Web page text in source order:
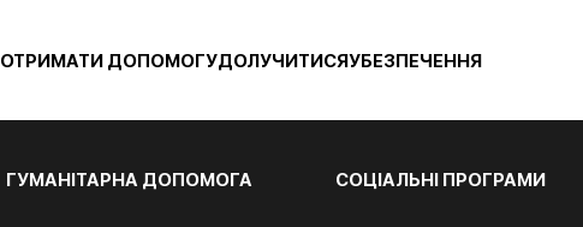
ОТРИМАТИ ДОПОМОГУДОЛУЧИТИСЯУБЕЗПЕЧЕННЯ
ГУМАНІТАРНА ДОПОМОГА СОЦІАЛЬНІ ПРОГРАМИ